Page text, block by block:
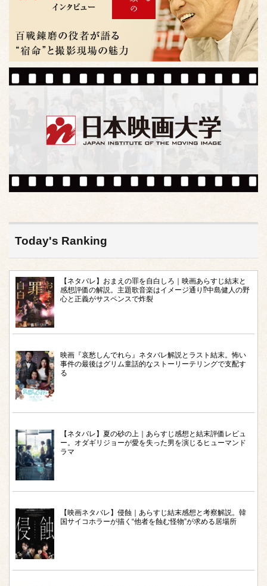
Today's Ranking
【ネタバレ】おまえの罪を自白しろ｜映画あらすじ結末と
感想評価の解説。主題歌音楽はイメージ通り⁉︎中島健人の野
心と正義がサスペンスで炸裂
映画『哀愁しんでれら』ネタバレ解説とラスト結末。怖い
事件の最後はグリム童話的なストーリーテリングで支配す
る
【ネタバレ】夏の砂の上｜あらすじ感想と結末評価レビュ
ー。オダギリジョーが愛を失った男を演じるヒューマンド
ラマ
【映画ネタバレ】侵蝕｜あらすじ結末感想と考察解説。韓
国サイコホラーが描く“他者を蝕む怪物”が求める居場所